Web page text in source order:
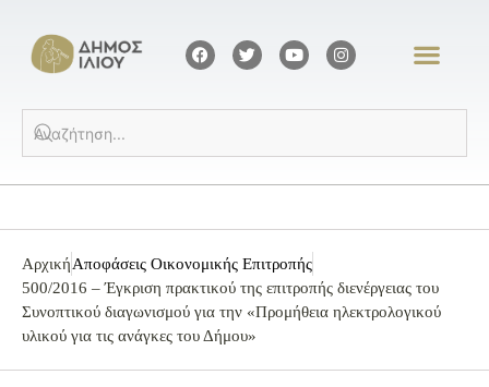
ΑρχικήΑποφάσεις Οικονομικής Επιτροπής
500/2016 – Έγκριση πρακτικού της επιτροπής διενέργειας του
Συνοπτικού διαγωνισμού για την «Προμήθεια ηλεκτρολογικού
υλικού για τις ανάγκες του Δήμου»